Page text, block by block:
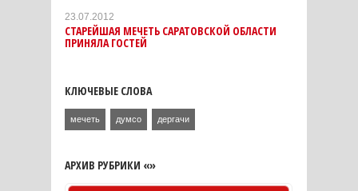
23.07.2012
СТАРЕЙШАЯ МЕЧЕТЬ САРАТОВСКОЙ ОБЛАСТИ
ПРИНЯЛА ГОСТЕЙ
КЛЮЧЕВЫЕ СЛОВА
мечеть думсо дергачи
АРХИВ РУБРИКИ «»